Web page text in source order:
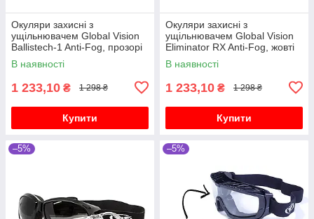
Окуляри захисні з
ущільнювачем Global Vision
Ballistech-1 Anti-Fog, прозорі
В наявності
1 233,10 ₴ 1 298 ₴
Купити
Окуляри захисні з
ущільнювачем Global Vision
Eliminator RX Anti-Fog, жовті
В наявності
1 233,10 ₴ 1 298 ₴
Купити
–5% –5%